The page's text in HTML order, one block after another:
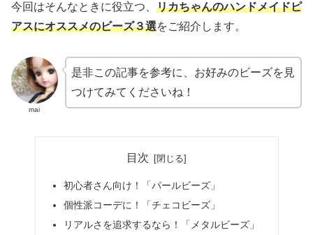
今回はそんなときに役立つ、 リカちゃんのハンドメイドピ
アスにオススメのビーズ３選をご紹介します。
mai
是非この記事を参考に、お好みのビーズを見
つけてみてくださいね！
目次
初心者さん向け！「パールビーズ」
個性派コーデに！「チェコビーズ」
リアルさを追求するなら！「メタルビーズ」